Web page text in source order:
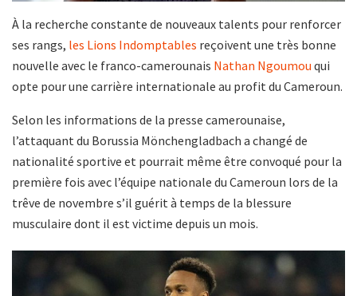
À la recherche constante de nouveaux talents pour renforcer
ses rangs, les Lions Indomptables reçoivent une très bonne
nouvelle avec le franco-camerounais Nathan Ngoumou qui
opte pour une carrière internationale au profit du Cameroun.
Selon les informations de la presse camerounaise,
l’attaquant du Borussia Mönchengladbach a changé de
nationalité sportive et pourrait même être convoqué pour la
première fois avec l’équipe nationale du Cameroun lors de la
trêve de novembre s’il guérit à temps de la blessure
musculaire dont il est victime depuis un mois.